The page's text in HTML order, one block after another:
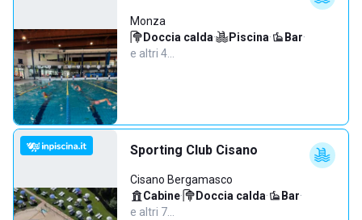
Monza
Doccia calda· Piscina· Bar·
e altri 4…
Sporting Club Cisano
Cisano Bergamasco
Cabine· Doccia calda· Bar·
e altri 7…